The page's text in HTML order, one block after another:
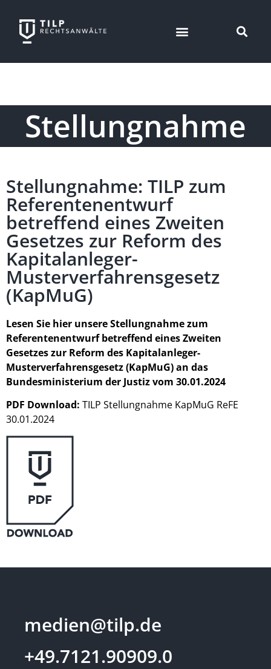
Stellungnahme
Stellungnahme: TILP zum
Referentenentwurf
betreffend eines Zweiten
Gesetzes zur Reform des
Kapitalanleger-
Musterverfahrensgesetz
(KapMuG)
Lesen Sie hier unsere Stellungnahme zum
Referentenentwurf betreffend eines Zweiten
Gesetzes zur Reform des Kapitalanleger-
Musterverfahrensgesetz (KapMuG) an das
Bundesministerium der Justiz vom 30.01.2024
PDF Download: TILP Stellungnahme KapMuG ReFE
30.01.2024
medien@tilp.de
+49.7121.90909.0